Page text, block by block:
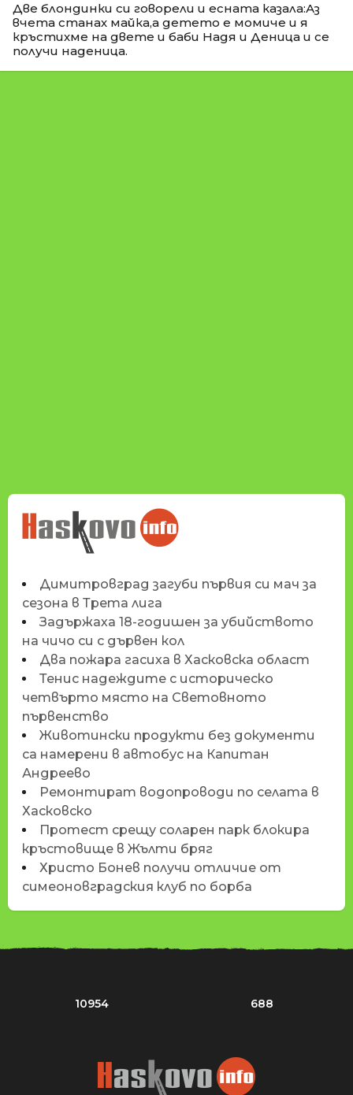
Две блондинки си говорели и есната казала:Аз
вчета станах майка,а детето е момиче и я
кръстихме на двете и баби Надя и Деница и се
получи наденица.
НОВИНИТЕ НА
HASKOVO.INFO
Димитровград загуби първия си мач за
сезона в Трета лига
Задържаха 18-годишен за убийството
на чичо си с дървен кол
Два пожара гасиха в Хасковска област
Тенис надеждите с историческо
четвърто място на Световното
първенство
Животински продукти без документи
са намерени в автобус на Капитан
Андреево
Ремонтират водопроводи по селата в
Хасковско
Протест срещу соларен парк блокира
кръстовище в Жълти бряг
Христо Бонев получи отличие от
симеоновградския клуб по борба
10954 688